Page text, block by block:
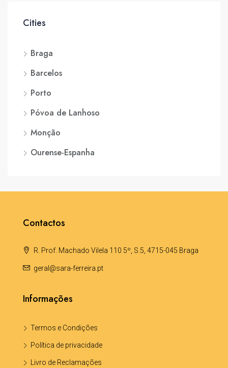
Cities
Braga
Barcelos
Porto
Póvoa de Lanhoso
Monção
Ourense-Espanha
Contactos
R. Prof. Machado Vilela 110 5º, S.5, 4715-045 Braga
geral@sara-ferreira.pt
Informações
Termos e Condições
Política de privacidade
Livro de Reclamações